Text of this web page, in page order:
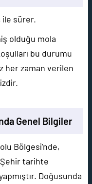
ile sürer.
olduğu mola
bu durumu
her zaman verilen
Genel Bilgiler
Bölgesi'nde,
tarihte
Doğusunda